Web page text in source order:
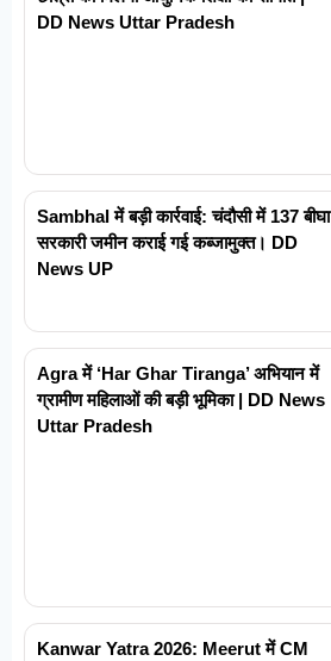
DD News Uttar Pradesh
Sambhal में बड़ी कार्रवाई: चंदौसी में 137 बीघा
सरकारी जमीन कराई गई कब्जामुक्त। DD
News UP
Agra में ‘Har Ghar Tiranga’ अभियान में
ग्रामीण महिलाओं की बड़ी भूमिका | DD News
Uttar Pradesh
Kanwar Yatra 2026: Meerut में CM